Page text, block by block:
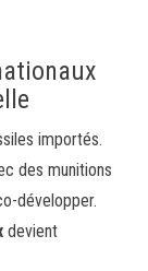
importés.
des munitions
développer.
devient